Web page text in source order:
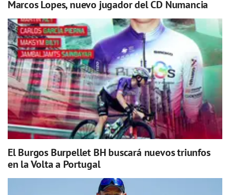
Marcos Lopes, nuevo jugador del CD Numancia
El Burgos Burpellet BH buscará nuevos triunfos
en la Volta a Portugal